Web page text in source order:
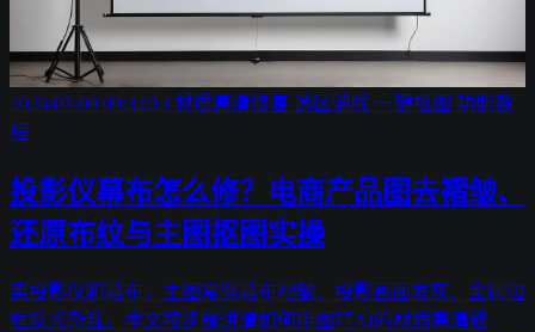
2026-07-09 09:32:13 材质高清修复 选区消除 一键抠图 功能教
程
投影仪幕布怎么修？电商产品图去褶皱、
还原布纹与主图抠图实操
卖投影仪和幕布，主图常遇幕布褶皱、投影画面发灰、金属边
框反光杂乱。本文按步骤讲清如何用图叮AI的材质高清修